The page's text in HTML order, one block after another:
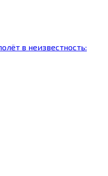
в неизвестность: